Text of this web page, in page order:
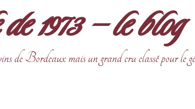
1973 – le blog
de Bordeaux mais un grand cru classé pour le